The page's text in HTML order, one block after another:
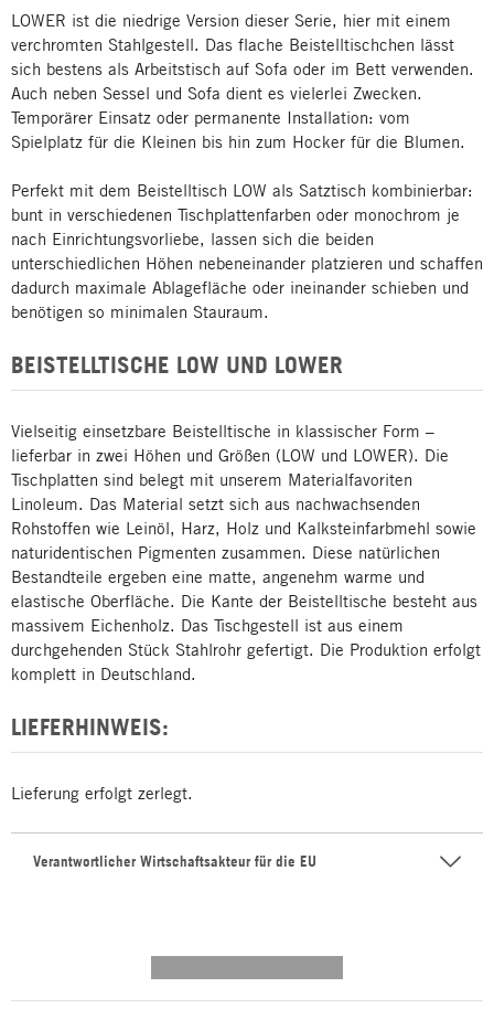
LOWER ist die niedrige Version dieser Serie, hier mit einem
verchromten Stahlgestell. Das flache Beistelltischchen lässt
sich bestens als Arbeitstisch auf Sofa oder im Bett verwenden.
Auch neben Sessel und Sofa dient es vielerlei Zwecken.
Temporärer Einsatz oder permanente Installation: vom
Spielplatz für die Kleinen bis hin zum Hocker für die Blumen.
Perfekt mit dem Beistelltisch LOW als Satztisch kombinierbar:
bunt in verschiedenen Tischplattenfarben oder monochrom je
nach Einrichtungsvorliebe, lassen sich die beiden
unterschiedlichen Höhen nebeneinander platzieren und schaffen
dadurch maximale Ablagefläche oder ineinander schieben und
benötigen so minimalen Stauraum.
BEISTELLTISCHE LOW UND LOWER
Vielseitig einsetzbare Beistelltische in klassischer Form –
lieferbar in zwei Höhen und Größen (LOW und LOWER). Die
Tischplatten sind belegt mit unserem Materialfavoriten
Linoleum. Das Material setzt sich aus nachwachsenden
Rohstoffen wie Leinöl, Harz, Holz und Kalksteinfarbmehl sowie
naturidentischen Pigmenten zusammen. Diese natürlichen
Bestandteile ergeben eine matte, angenehm warme und
elastische Oberfläche. Die Kante der Beistelltische besteht aus
massivem Eichenholz. Das Tischgestell ist aus einem
durchgehenden Stück Stahlrohr gefertigt. Die Produktion erfolgt
komplett in Deutschland.
LIEFERHINWEIS:
Lieferung erfolgt zerlegt.
Verantwortlicher Wirtschaftsakteur für die EU